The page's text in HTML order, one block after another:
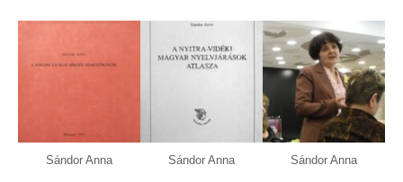
Sándor Anna Sándor Anna Sándor Anna